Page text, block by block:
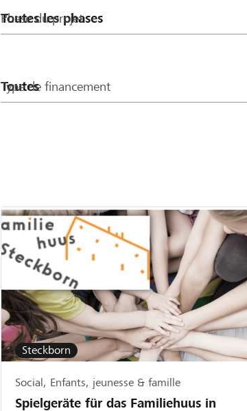
Phase du projet
Type de financement
Steckborn
Social, Enfants, jeunesse & famille
Spielgeräte für das Familiehuus in